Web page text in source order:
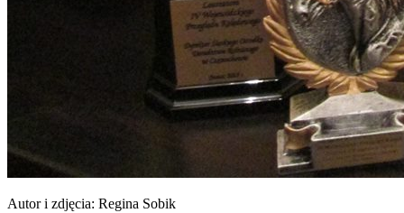
Autor i zdjęcia: Regina Sobik